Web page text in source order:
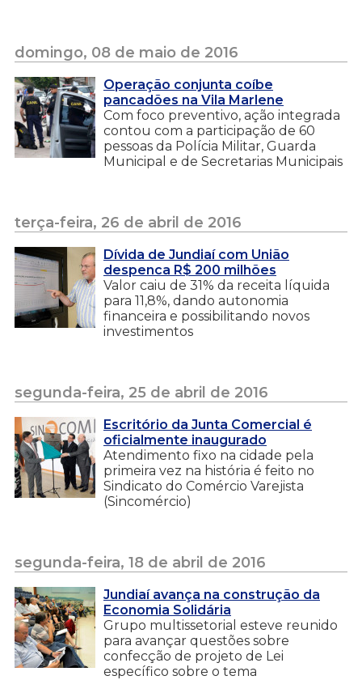
domingo, 08 de maio de 2016
Operação conjunta coíbe
pancadões na Vila Marlene
Com foco preventivo, ação integrada
contou com a participação de 60
pessoas da Polícia Militar, Guarda
Municipal e de Secretarias Municipais
terça-feira, 26 de abril de 2016
Dívida de Jundiaí com União
despenca R$ 200 milhões
Valor caiu de 31% da receita líquida
para 11,8%, dando autonomia
financeira e possibilitando novos
investimentos
segunda-feira, 25 de abril de 2016
Escritório da Junta Comercial é
oficialmente inaugurado
Atendimento fixo na cidade pela
primeira vez na história é feito no
Sindicato do Comércio Varejista
(Sincomércio)
segunda-feira, 18 de abril de 2016
Jundiaí avança na construção da
Economia Solidária
Grupo multissetorial esteve reunido
para avançar questões sobre
confecção de projeto de Lei
específico sobre o tema